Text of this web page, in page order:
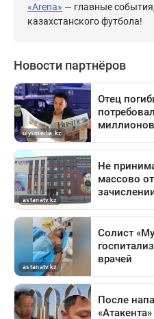
«Arena» — главные
казахстанского футбола!